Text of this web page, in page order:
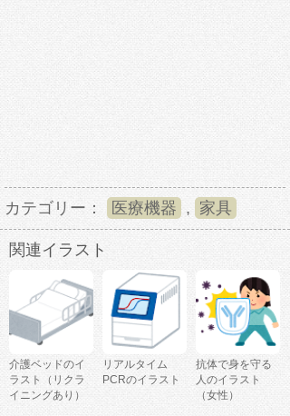
カテゴリー： 医療機器 , 家具
関連イラスト
介護ベッドのイ
ラスト（リクラ
イニングあり）
リアルタイム
PCRのイラスト
抗体で身を守る
人のイラスト
（女性）